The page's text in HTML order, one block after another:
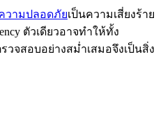
วามปลอดภัยเป็นความเสี่ยงร้าย
ตัวเดียวอาจทำให้ทั้ง
จสอบอย่างสม่ำเสมอจึงเป็นสิ่ง